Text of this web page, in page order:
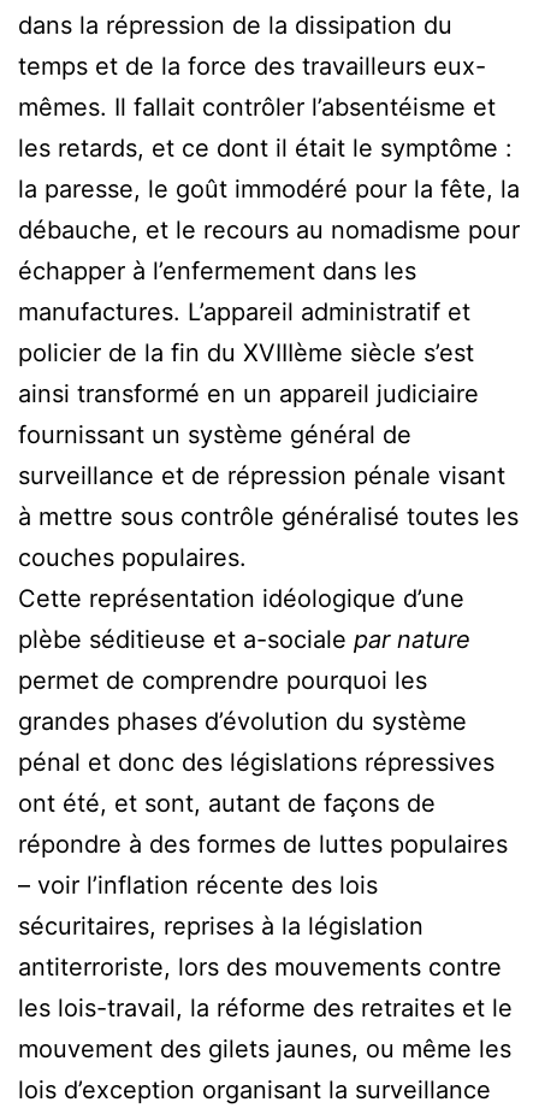
dans la répression de la dissipation du
temps et de la force des travailleurs eux-
mêmes. Il fallait contrôler l’absentéisme et
les retards, et ce dont il était le symptôme :
la paresse, le goût immodéré pour la fête, la
débauche, et le recours au nomadisme pour
échapper à l’enfermement dans les
manufactures. L’appareil administratif et
policier de la fin du XVIIIème siècle s’est
ainsi transformé en un appareil judiciaire
fournissant un système général de
surveillance et de répression pénale visant
à mettre sous contrôle généralisé toutes les
couches populaires.
Cette représentation idéologique d’une
plèbe séditieuse et a-sociale par nature
permet de comprendre pourquoi les
grandes phases d’évolution du système
pénal et donc des législations répressives
ont été, et sont, autant de façons de
répondre à des formes de luttes populaires
– voir l’inflation récente des lois
sécuritaires, reprises à la législation
antiterroriste, lors des mouvements contre
les lois-travail, la réforme des retraites et le
mouvement des gilets jaunes, ou même les
lois d’exception organisant la surveillance